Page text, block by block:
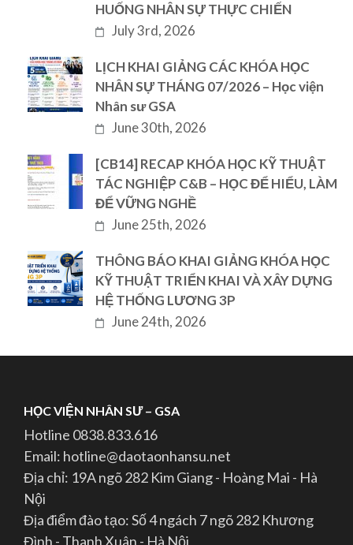
HUỐNG NHÂN SỰ THỰC CHIẾN
July 3rd, 2026
LỊCH KHAI GIẢNG CÁC KHÓA HỌC
NHÂN SỰ THÁNG 07/2026 – Học viện
Nhân sư GSA
June 30th, 2026
[CB14] RECAP KHÓA HỌC KỸ THUẬT
TÁC NGHIỆP C&B – HỌC ĐỂ HIỂU, LÀM
ĐỂ VỮNG NGHỀ
June 25th, 2026
THÔNG BÁO KHAI GIẢNG KHÓA HỌC
KỸ THUẬT TRIỂN KHAI VÀ XÂY DỰNG
HỆ THỐNG LƯƠNG 3P
June 24th, 2026
HỌC VIỆN NHÂN SƯ – GSA
Hotline 0838.833.616
Email: hotline@daotaonhansu.net
Địa chỉ: 19A ngõ 282 Kim Giang - Hoàng Mai - Hà
Nội
Địa điểm đào tạo: Số 4 ngách 7 ngõ 282 Khương
Đình - Thanh Xuân - Hà Nội